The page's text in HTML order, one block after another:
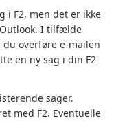
i F2, men det er ikke
I tilfælde
overføre e-mailen
en ny sag i din F2-
sager.
med F2. Eventuelle